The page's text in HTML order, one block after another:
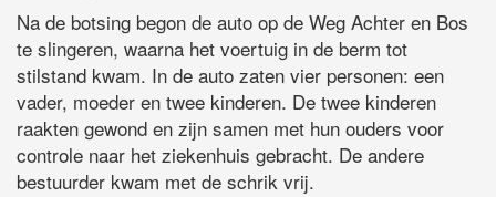
Na de botsing begon de auto op de Weg Achter en Bos
te slingeren, waarna het voertuig in de berm tot
stilstand kwam. In de auto zaten vier personen: een
vader, moeder en twee kinderen. De twee kinderen
raakten gewond en zijn samen met hun ouders voor
controle naar het ziekenhuis gebracht. De andere
bestuurder kwam met de schrik vrij.